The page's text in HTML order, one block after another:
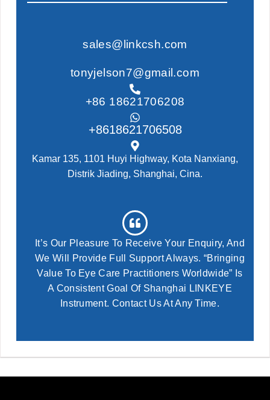
sales@linkcsh.com
tonyjelson7@gmail.com
+86 18621706208
+8618621706508
Kamar 135, 1101 Huyi Highway, Kota Nanxiang,
Distrik Jiading, Shanghai, Cina.
It’s Our Pleasure To Receive Your Enquiry, And
We Will Provide Full Support Always. “Bringing
Value To Eye Care Practitioners Worldwide” Is
A Consistent Goal Of Shanghai LINKEYE
Instrument. Contact Us At Any Time.